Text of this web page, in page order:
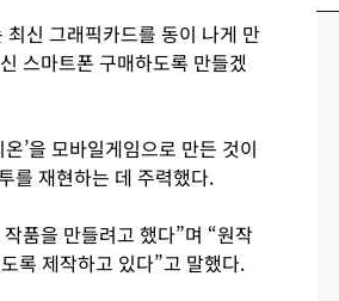
최신 그래픽카드를 동이 나게 만
스마트폰 구매하도록 만들겠
’을 모바일게임으로 만든 것이
를 재현하는 데 주력했다.
품을 만들려고 했다”며 “원작
록 제작하고 있다”고 말했다.